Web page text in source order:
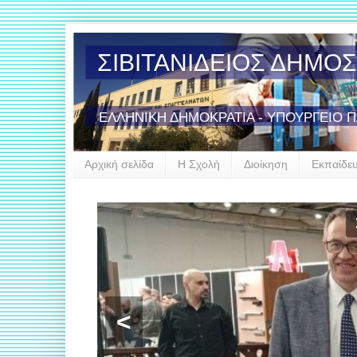
ΣΙΒΙΤΑΝΙΔΕΙΟΣ
ΕΛΛΗΝΙΚΗ ΔΗΜΟΚΡΑΤΙΑ - ΥΠΟΥΡΓΕΙΟ
Αρχική σελίδα Η Σχολή Διοίκηση
<